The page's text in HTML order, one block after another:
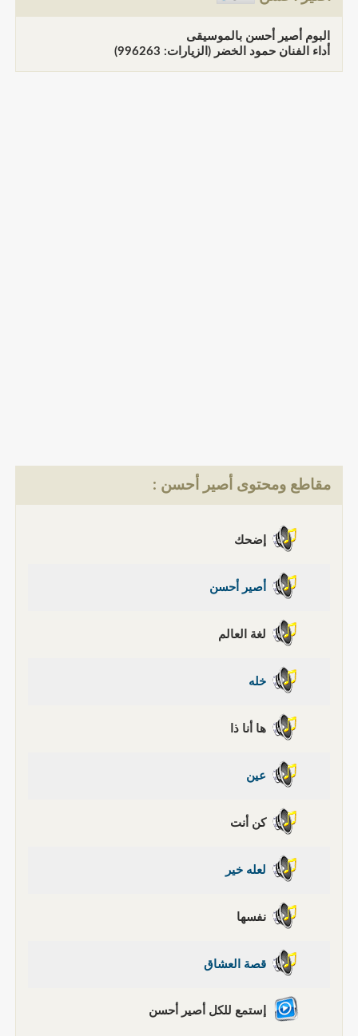
البوم أصير أحسن بالموسيقى
أداء الفنان حمود الخضر (الزيارات: 996263)
مقاطع ومحتوى أصير أحسن :
إضحك
أصير أحسن
لغة العالم
خله
ها أنا ذا
عين
كن أنت
لعله خير
نفسها
قصة العشاق
إستمع للكل أصير أحسن